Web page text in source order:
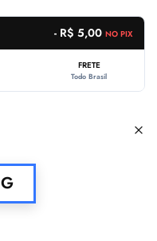
- R$ 5,00 NO PIX
FRETE
Todo Brasil
G